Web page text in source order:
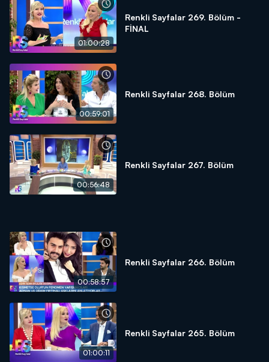
01:00:28
Renkli Sayfalar 269. Bölüm -
FİNAL
00:59:01
Renkli Sayfalar 268. Bölüm
00:56:48
Renkli Sayfalar 267. Bölüm
00:58:57
Renkli Sayfalar 266. Bölüm
01:00:11
Renkli Sayfalar 265. Bölüm